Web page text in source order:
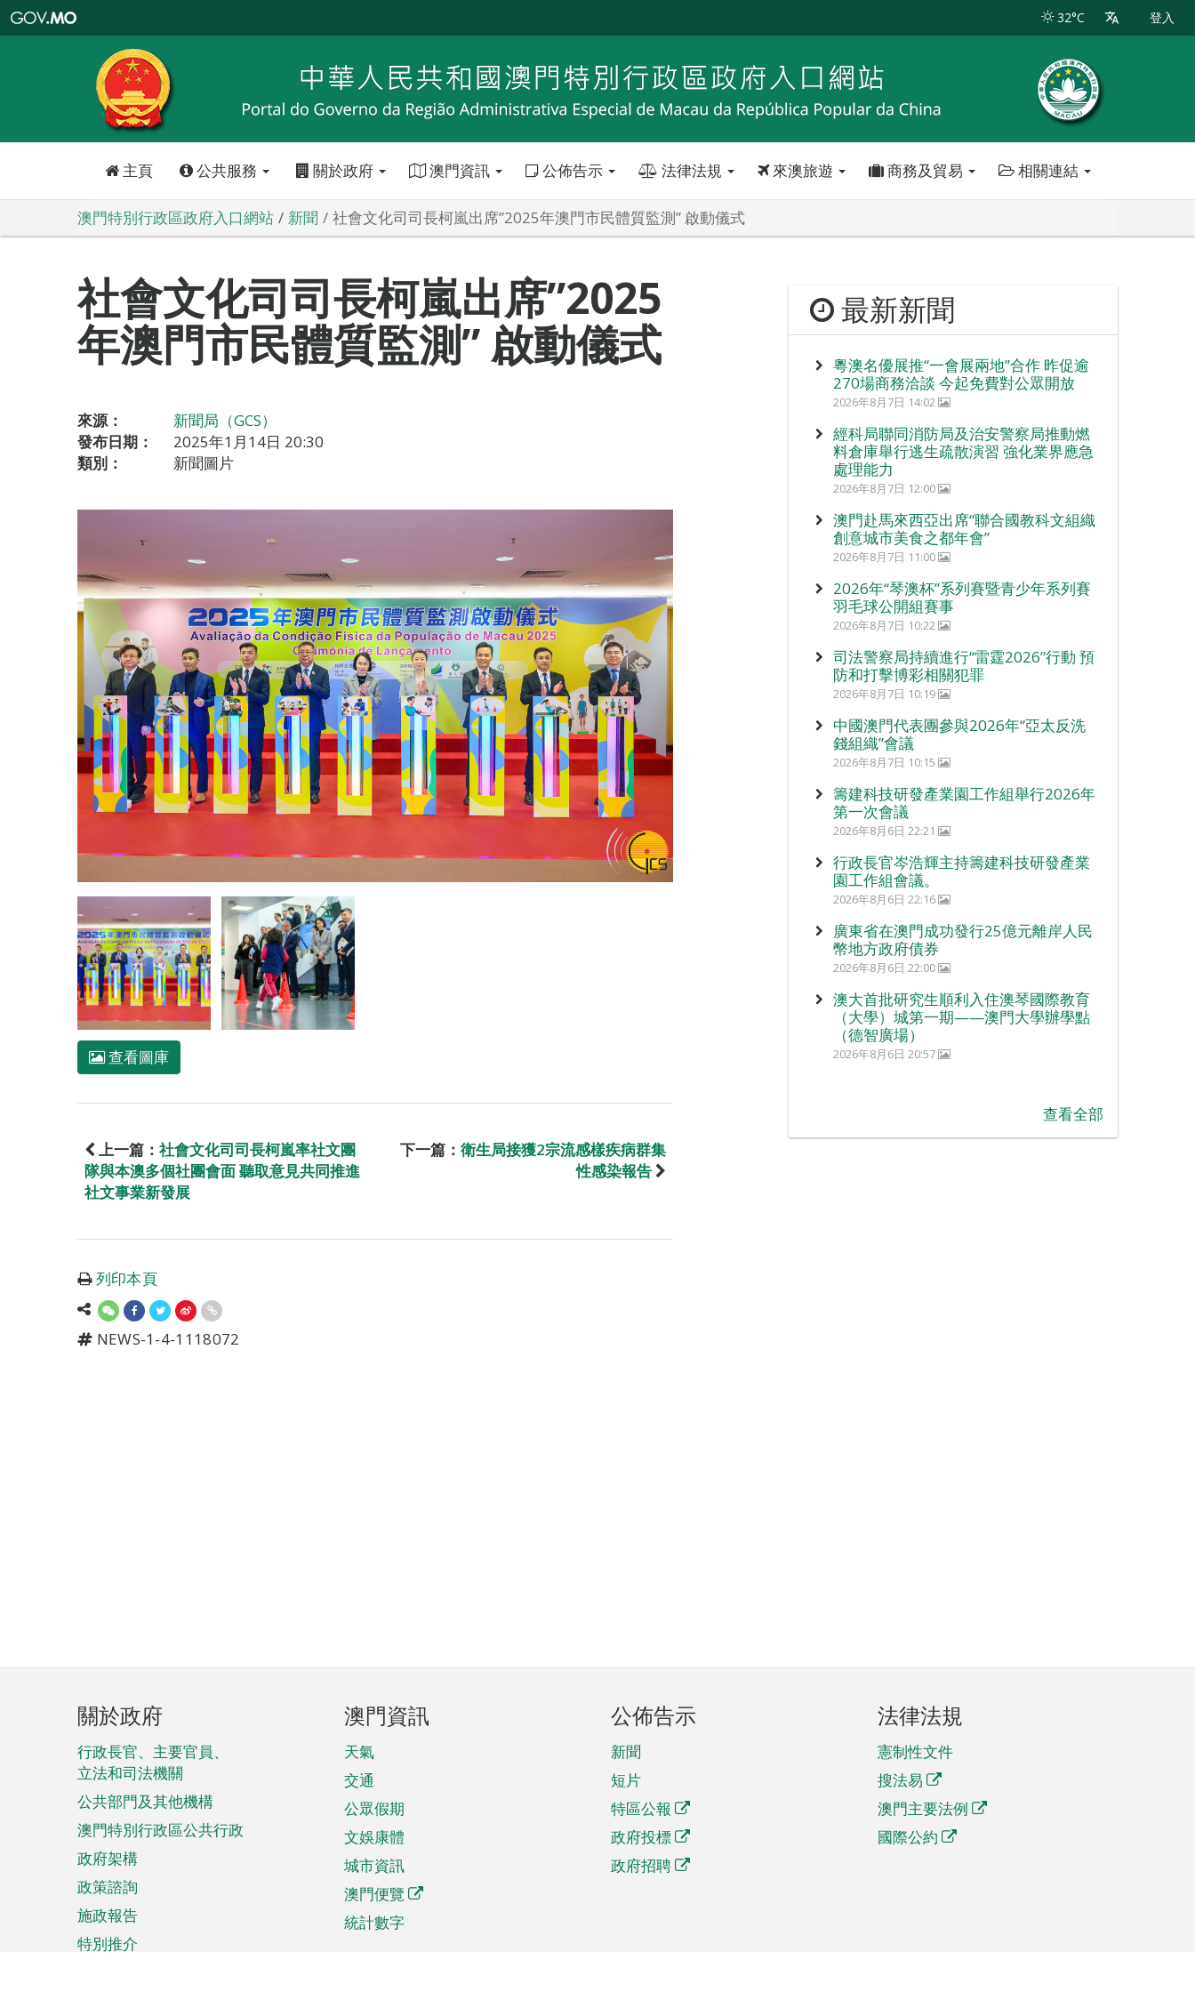
特
政
區
政
口
32°C 登入
主頁 公共服務 關於政府 澳門資訊 公佈告示 法律法規 來澳旅遊 商務及貿易 相關連結
澳門特別行政區政府入口網站 新聞 社會文化司司長柯嵐出席”2025年澳門市民體質監測” 啟動儀式
社會文化司司長柯嵐出席”2025
年澳門市民體質監測” 啟動儀式
來源：
新聞局（GCS）
發布日期：
2025年1月14日 20:30
類別：
新聞圖片
查看圖庫
上一篇： 社會文化司司長柯嵐率社文團
隊與本澳多個社團會面 聽取意見共同推進
社文事業新發展
下一篇： 衛生局接獲2宗流感樣疾病群集
性感染報告
列印本頁
NEWS-1-4-1118072
最新新聞
粵澳名優展推“一會展兩地”合作 昨促逾
270場商務洽談 今起免費對公眾開放
2026年8月7日 14:02
經科局聯同消防局及治安警察局推動燃
料倉庫舉行逃生疏散演習 強化業界應急
處理能力
2026年8月7日 12:00
澳門赴馬來西亞出席“聯合國教科文組織
創意城市美食之都年會”
2026年8月7日 11:00
2026年“琴澳杯”系列賽暨青少年系列賽
羽毛球公開組賽事
2026年8月7日 10:22
司法警察局持續進行“雷霆2026”行動 預
防和打擊博彩相關犯罪
2026年8月7日 10:19
中國澳門代表團參與2026年“亞太反洗
錢組織”會議
2026年8月7日 10:15
籌建科技研發產業園工作組舉行2026年
第一次會議
2026年8月6日 22:21
行政長官岑浩輝主持籌建科技研發產業
園工作組會議。
2026年8月6日 22:16
廣東省在澳門成功發行25億元離岸人民
幣地方政府債券
2026年8月6日 22:00
澳大首批研究生順利入住澳琴國際教育
（大學）城第一期——澳門大學辦學點
（德智廣場）
2026年8月6日 20:57
查看全部
頁
腳
菜
單
關於政府
行政長官、主要官員、
立法和司法機關
公共部門及其他機構
澳門特別行政區公共行政
政府架構
政策諮詢
施政報告
特別推介
澳門資訊
天氣
交通
公眾假期
文娛康體
城市資訊
澳門便覽
統計數字
公佈告示
新聞
短片
特區公報
政府投標
政府招聘
法律法規
憲制性文件
搜法易
澳門主要法例
國際公約